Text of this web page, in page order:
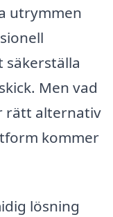
utrymmen
säkerställa
Men vad
rätt alternativ
kommer
lösning